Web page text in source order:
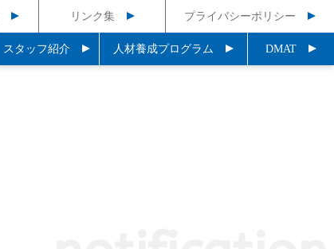
リンク集 プライバシーポリシー
スタッフ紹介 人材養成プログラム DMAT